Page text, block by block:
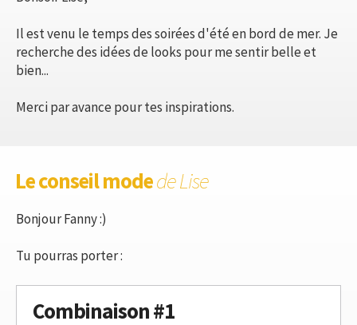
Il est venu le temps des soirées d'été en bord de mer. Je
recherche des idées de looks pour me sentir belle et
bien...
Merci par avance pour tes inspirations.
Le conseil modede Lise
Bonjour Fanny :)
Tu pourras porter :
Combinaison #1